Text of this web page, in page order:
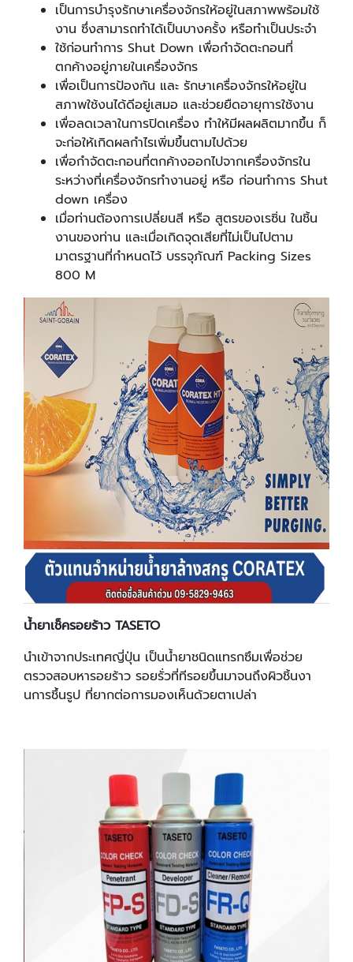
เป็นการบำรุงรักษาเครื่องจักรให้อยู่ในสภาพพร้อมใช้
งาน ซึ่งสามารถทำได้เป็นบางครั้ง หรือทำเป็นประจำ
ใช้ก่อนทำการ Shut Down เพื่อกำจัดตะกอนที่
ตกค้างอยู่ภายในเครื่องจักร
เพื่อเป็นการป้องกัน และ รักษาเครื่องจักรให้อยู่ใน
สภาพใช้งนได้ดีอยู่เสมอ และช่วยยืดอายุการใช้งาน
เพื่อลดเวลาในการปิดเครื่อง ทำให้มีผลผลิตมากขึ้น ก็
จะก่อให้เกิดผลกำไรเพิ่มขึ้นตามไปด้วย
เพื่อกำจัดตะกอนที่ตกค้างออกไปจากเครื่องจักรใน
ระหว่างที่เครื่องจักรทำงานอยู่ หรือ ก่อนทำการ Shut
down เครื่อง
เมื่อท่านต้องการเปลี่ยนสี หรือ สูตรของเรซิ่น ในชิ้น
งานของท่าน และเมื่อเกิดจุดเสียที่ไม่เป็นไปตาม
มาตรฐานที่กำหนดไว้ บรรจุภัณฑ์ Packing Sizes
800 M
น้ำยาเช็ครอยร้าว TASETO
นำเข้าจากประเทศญี่ปุ่น เป็นน้ำยาชนิดแทรกซึมเพื่อช่วย
ตรวจสอบหารอยร้าว รอยรั่วที่ทีรอยขึ้นมาจนถึงผิวชิ้นงา
นการชึ้นรูป ที่ยากต่อการมองเห็นด้วยตาเปล่า